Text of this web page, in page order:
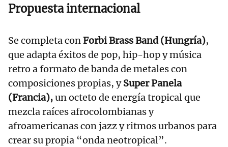
Propuesta internacional
Se completa conForbi Brass Band (Hungría),
que adapta éxitos de pop, hip-hop y música
retro a formato de banda de metales con
composiciones propias, ySuper Panela
(Francia),un octeto de energía tropical que
mezcla raíces afrocolombianas y
afroamericanas con jazz y ritmos urbanos para
crear su propia “onda neotropical”.